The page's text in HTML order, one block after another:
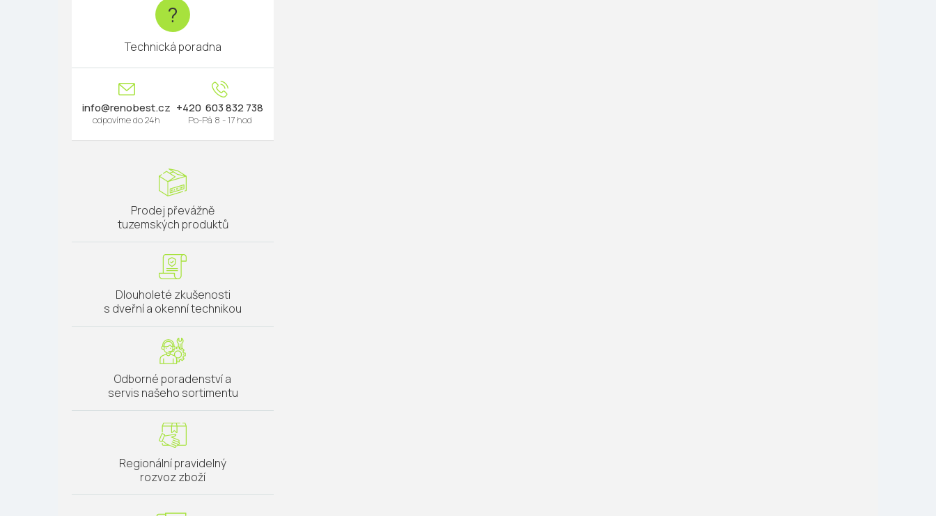
?
Technická poradna
info@renobest.cz 603 832 738
Prodej převážně
tuzemských produktů
Dlouholeté zkušenosti
s dveřní a okenní technikou
Odborné poradenství a
servis našeho sortimentu
Regionální pravidelný
rozvoz zboží